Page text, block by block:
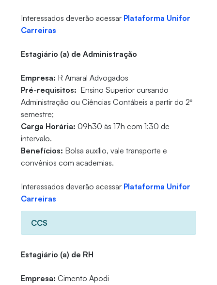
Interessados deverão acessar Plataforma Unifor
Carreiras
Estagiário (a) de Administração
Empresa: R Amaral Advogados
Pré-requisitos: Ensino Superior cursando
Administração ou Ciências Contábeis a partir do 2º
semestre;
Carga Horária: 09h30 às 17h com 1:30 de
intervalo.
Benefícios: Bolsa auxílio, vale transporte e
convênios com academias.
Interessados deverão acessar Plataforma Unifor
Carreiras
CCS
Estagiário (a) de RH
Empresa: Cimento Apodi